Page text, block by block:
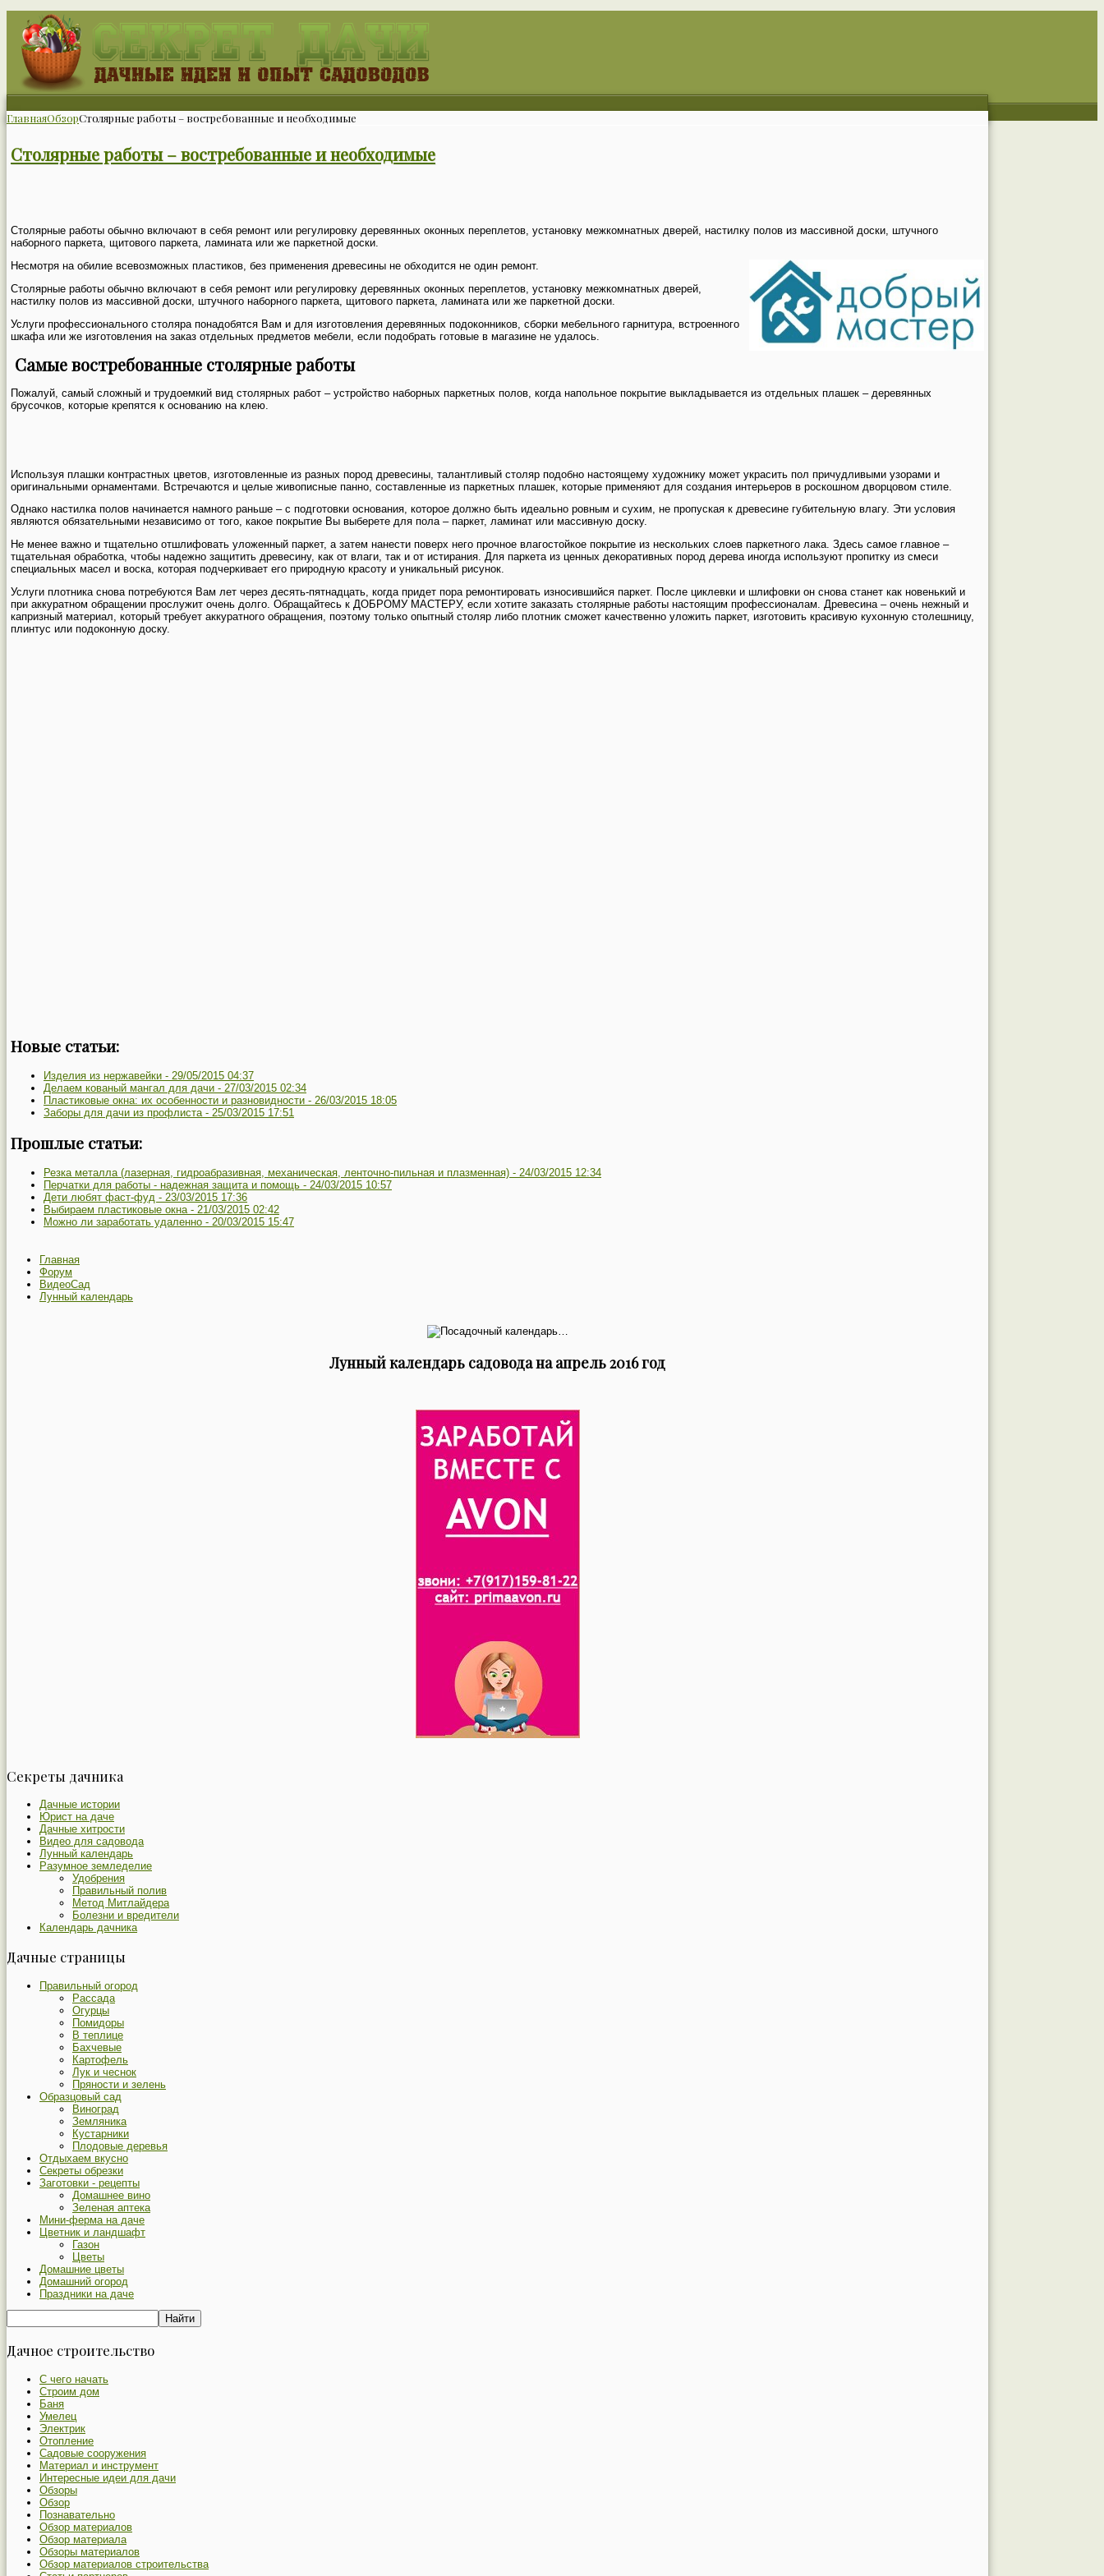
ГлавнаяОбзорСтолярные работы – востребованные и необходимые
Столярные работы – востребованные и необходимые
Столярные работы обычно включают в себя ремонт или регулировку деревянных оконных переплетов, установку межкомнатных дверей, настилку полов из массивной доски, штучного
наборного паркета, щитового паркета, ламината или же паркетной доски.
Несмотря на обилие всевозможных пластиков, без применения древесины не обходится не один ремонт.
Столярные работы обычно включают в себя ремонт или регулировку деревянных оконных переплетов, установку межкомнатных дверей,
настилку полов из массивной доски, штучного наборного паркета, щитового паркета, ламината или же паркетной доски.
Услуги профессионального столяра понадобятся Вам и для изготовления деревянных подоконников, сборки мебельного гарнитура, встроенного
шкафа или же изготовления на заказ отдельных предметов мебели, если подобрать готовые в магазине не удалось.
Самые востребованные столярные работы
Пожалуй, самый сложный и трудоемкий вид столярных работ – устройство наборных паркетных полов, когда напольное покрытие выкладывается из отдельных плашек – деревянных
брусочков, которые крепятся к основанию на клею.
Используя плашки контрастных цветов, изготовленные из разных пород древесины, талантливый столяр подобно настоящему художнику может украсить пол причудливыми узорами и
оригинальными орнаментами. Встречаются и целые живописные панно, составленные из паркетных плашек, которые применяют для создания интерьеров в роскошном дворцовом стиле.
Однако настилка полов начинается намного раньше – с подготовки основания, которое должно быть идеально ровным и сухим, не пропуская к древесине губительную влагу. Эти условия
являются обязательными независимо от того, какое покрытие Вы выберете для пола – паркет, ламинат или массивную доску.
Не менее важно и тщательно отшлифовать уложенный паркет, а затем нанести поверх него прочное влагостойкое покрытие из нескольких слоев паркетного лака. Здесь самое главное –
тщательная обработка, чтобы надежно защитить древесину, как от влаги, так и от истирания. Для паркета из ценных декоративных пород дерева иногда используют пропитку из смеси
специальных масел и воска, которая подчеркивает его природную красоту и уникальный рисунок.
Услуги плотника снова потребуются Вам лет через десять-пятнадцать, когда придет пора ремонтировать износившийся паркет. После циклевки и шлифовки он снова станет как новенький и
при аккуратном обращении прослужит очень долго. Обращайтесь к ДОБРОМУ МАСТЕРУ, если хотите заказать столярные работы настоящим профессионалам. Древесина – очень нежный и
капризный материал, который требует аккуратного обращения, поэтому только опытный столяр либо плотник сможет качественно уложить паркет, изготовить красивую кухонную столешницу,
плинтус или подоконную доску.
Новые статьи:
Изделия из нержавейки - 29/05/2015 04:37
Делаем кованый мангал для дачи - 27/03/2015 02:34
Пластиковые окна: их особенности и разновидности - 26/03/2015 18:05
Заборы для дачи из профлиста - 25/03/2015 17:51
Прошлые статьи:
Резка металла (лазерная, гидроабразивная, механическая, ленточно-пильная и плазменная) - 24/03/2015 12:34
Перчатки для работы - надежная защита и помощь - 24/03/2015 10:57
Дети любят фаст-фуд - 23/03/2015 17:36
Выбираем пластиковые окна - 21/03/2015 02:42
Можно ли заработать удаленно - 20/03/2015 15:47
Главная
Форум
ВидеоСад
Лунный календарь
Лунный календарь садовода на апрель 2016 год
Секреты дачника
Дачные истории
Юрист на даче
Дачные хитрости
Видео для садовода
Лунный календарь
Разумное земледелие
Удобрения
Правильный полив
Метод Митлайдера
Болезни и вредители
Календарь дачника
Дачные страницы
Правильный огород
Рассада
Огурцы
Помидоры
В теплице
Бахчевые
Картофель
Лук и чеснок
Пряности и зелень
Образцовый сад
Виноград
Земляника
Кустарники
Плодовые деревья
Отдыхаем вкусно
Секреты обрезки
Заготовки - рецепты
Домашнее вино
Зеленая аптека
Мини-ферма на даче
Цветник и ландшафт
Газон
Цветы
Домашние цветы
Домашний огород
Праздники на даче
Дачное строительство
С чего начать
Строим дом
Баня
Умелец
Электрик
Отопление
Садовые сооружения
Материал и инструмент
Интересные идеи для дачи
Обзоры
Обзор
Познавательно
Обзор материалов
Обзор материала
Обзоры материалов
Обзор материалов строительства